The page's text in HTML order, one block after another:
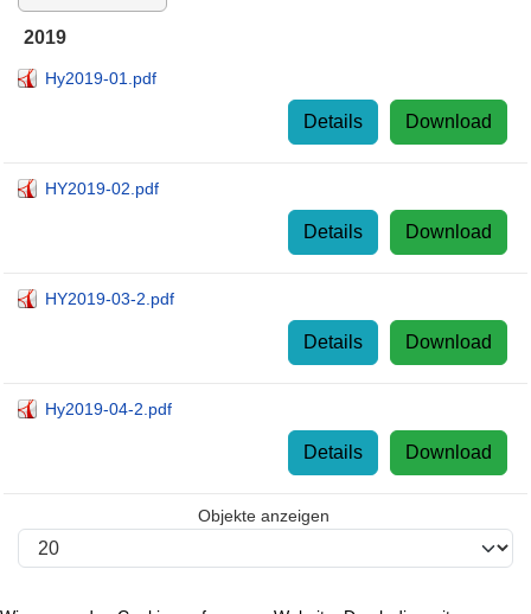
2019
Hy2019-01.pdf
Download
Details
HY2019-02.pdf
Download
Details
HY2019-03-2.pdf
Download
Details
Hy2019-04-2.pdf
Download
Details
Objekte anzeigen